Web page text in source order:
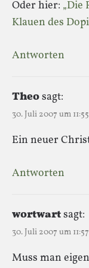
Oder hier: „Die
Klauen des
Antworten
Theosagt:
30. Juli 2007 um
Ein neuer
Antworten
wortwartsagt:
30. Juli 2007 um
Muss man